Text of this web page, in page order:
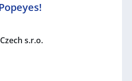
s.r.o.